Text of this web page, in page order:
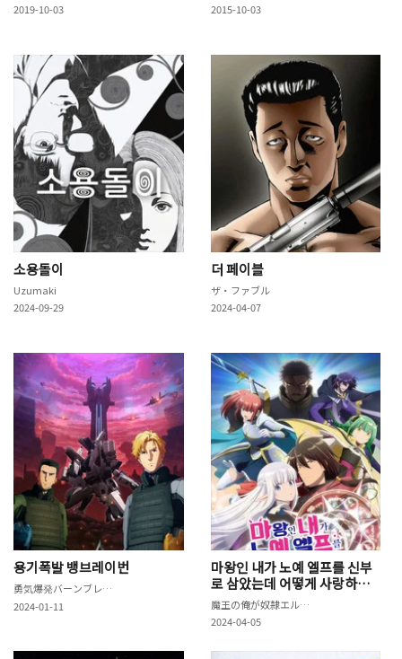
2019-10-03
2015-10-03
소용돌이
Uzumaki
2024-09-29
더 페이블
ザ・ファブル
2024-04-07
용기폭발 뱅브레이번
勇気爆発バーンブレイバーン
2024-01-11
마왕인 내가 노예 엘프를 신부
로 삼았는데 어떻게 사랑하면
되지?
魔王の俺が奴隷エルフを嫁にしたんだが、どう愛でればいい？
2024-04-05